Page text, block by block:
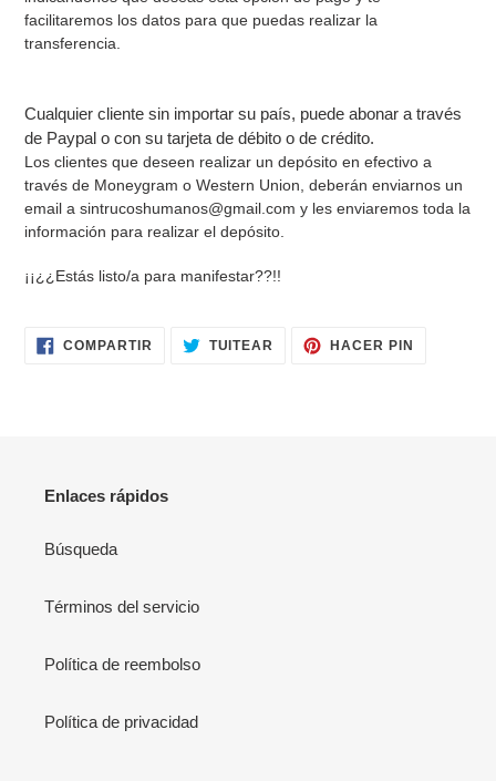
facilitaremos los datos para que puedas realizar la
transferencia.
Cualquier cliente sin importar su país, puede abonar a través
de Paypal o con su tarjeta de débito o de crédito.
Los clientes que deseen realizar un depósito en efectivo a
través de Moneygram o Western Union, deberán enviarnos un
email a sintrucoshumanos@gmail.com y les enviaremos toda la
información para realizar el depósito.
¡¡¿¿Estás listo/a para manifestar??!!
COMPARTIR COMPARTIRTUITEAR TUITEARHACER PIN
Enlaces rápidos
Búsqueda
Términos del servicio
Política de reembolso
Política de privacidad